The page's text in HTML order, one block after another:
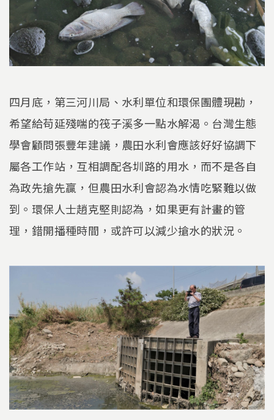
四月底，第三河川局、水利單位和環保團體現勘，
希望給苟延殘喘的筏子溪多一點水解渴。台灣生態
學會顧問張豐年建議，農田水利會應該好好協調下
屬各工作站，互相調配各圳路的用水，而不是各自
為政先搶先贏，但農田水利會認為水情吃緊難以做
到。環保人士趙克堅則認為，如果更有計畫的管
理，錯開播種時間，或許可以減少搶水的狀況。